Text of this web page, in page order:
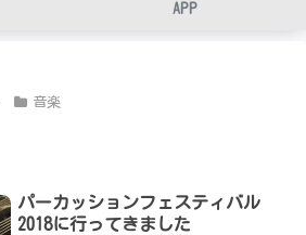
APP
音楽
パーカッションフェスティバル
2018に行ってきました